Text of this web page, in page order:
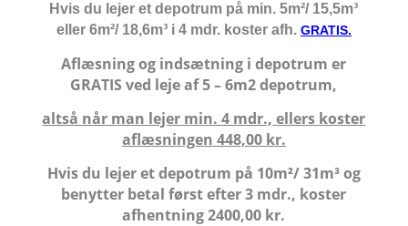
Hvis du lejer et depotrum på min.5m²/ 15,5m³
eller 6m²/ 18,6m³ i 4 mdr. koster afh. GRATIS.
Aflæsning og indsætning i depotrum er
GRATIS ved leje af 5 – 6m2 depotrum,
altså når man lejer min. 4 mdr.,ellers koster
aflæsningen 448,00 kr.
Hvis du lejer et depotrum på 10m²/ 31m³ og
benytter betal først efter 3 mdr., koster
afhentning 2400,00 kr.